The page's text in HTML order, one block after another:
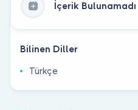
İçerik Bulunamadı
Bilinen Diller
Türkçe